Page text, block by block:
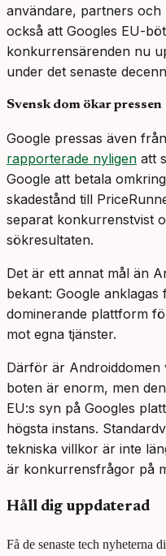
användare, partners
också att Googles EU-
konkurrensärenden nu
under det senaste
Svensk dom ökar pressen
Google pressas även
rapporterade nyligen att
Google att betala
skadestånd till
separat konkurrenstvist
sökresultaten.
Det är ett annat mål än
bekant: Google
dominerande plattform
mot egna tjänster.
Därför är Androiddomen
boten är enorm, men
EU:s syn på Googles
högsta instans.
tekniska villkor är inte
är konkurrensfrågor på
Håll dig uppdaterad
Få de senaste tech nyheterna